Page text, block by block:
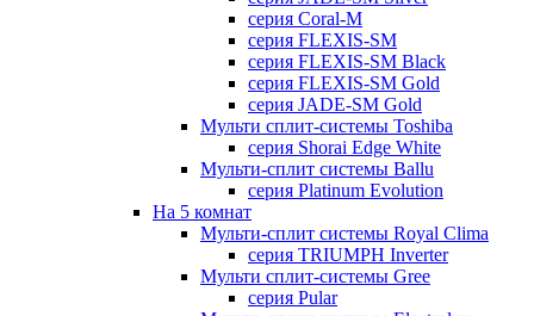
серия Coral-M
серия FLEXIS-SM
серия FLEXIS-SM Black
серия FLEXIS-SM Gold
серия JADE-SM Gold
Мульти сплит-системы Toshiba
серия Shorai Edge White
Мульти-сплит системы Ballu
серия Platinum Evolution
На 5 комнат
Мульти-сплит системы Royal Clima
серия TRIUMPH Inverter
Мульти сплит-системы Gree
серия Pular